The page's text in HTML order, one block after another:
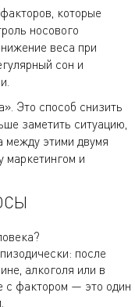
которые
носового
веса при
сон и
Это способ снизить
заметить ситуацию,
между этими двумя
маркетингом и
после
алкоголя или в
с фактором — это один